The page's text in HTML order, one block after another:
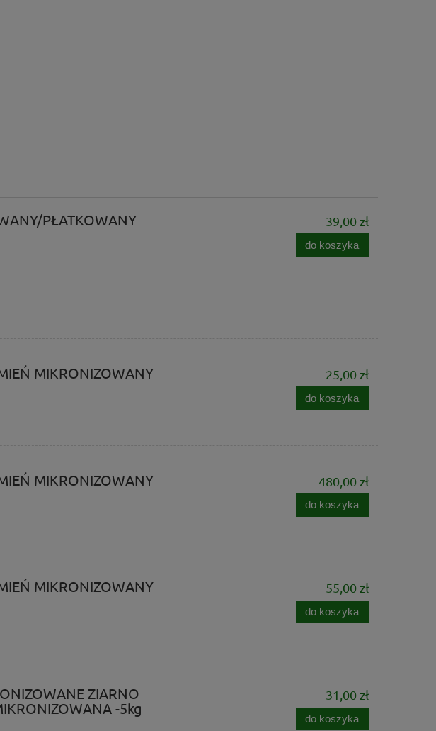
PŁATKOWANY
39,00 zł
do koszyka
MIKRONIZOWANY
25,00 zł
do koszyka
MIKRONIZOWANY
480,00 zł
do koszyka
MIKRONIZOWANY
55,00 zł
do koszyka
ZIARNO
-5kg
31,00 zł
do koszyka